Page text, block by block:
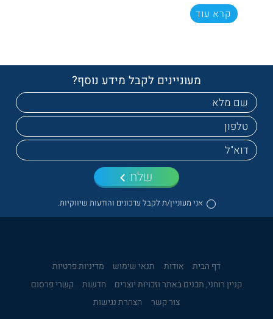
קרא עוד
מעוניינים לקבל מידע נוסף?
אני מעוניין/ת לקבל עדכונים והודעות שיווקיות.
שלח
דף הבית אודות תנאי שימוש
מדיניות פרטיות
קניין רוחני, תכנים באתר וזכויות יוצרים
חדשות
קשרי פרסום
צור קשר
הצהרת נגישות